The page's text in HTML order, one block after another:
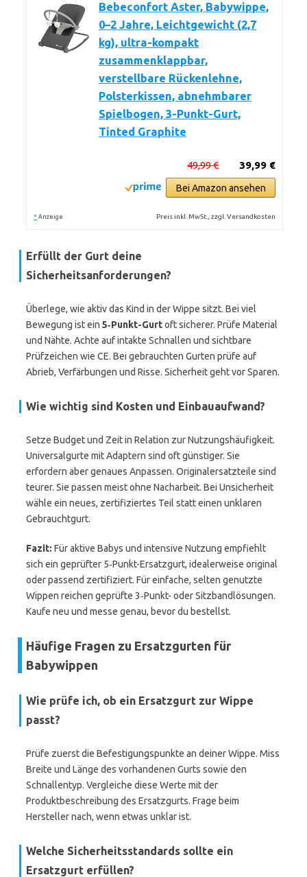
Bebeconfort Aster, Babywippe,
0–2 Jahre, Leichtgewicht (2,7
kg), ultra-kompakt
zusammenklappbar,
verstellbare Rückenlehne,
Polsterkissen, abnehmbarer
Spielbogen, 3-Punkt-Gurt,
Tinted Graphite
39,99 €
49,99 €
Bei Amazon ansehen
* Anzeige Preis inkl. MwSt., zzgl. Versandkosten
Erfüllt der Gurt deine
Sicherheitsanforderungen?
Überlege, wie aktiv das Kind in der Wippe sitzt. Bei viel
Bewegung ist ein 5‑Punkt-Gurtoft sicherer. Prüfe Material
und Nähte. Achte auf intakte Schnallen und sichtbare
Prüfzeichen wie CE. Bei gebrauchten Gurten prüfe auf
Abrieb, Verfärbungen und Risse. Sicherheit geht vor Sparen.
Wie wichtig sind Kosten und Einbauaufwand?
Setze Budget und Zeit in Relation zur Nutzungshäufigkeit.
Universalgurte mit Adaptern sind oft günstiger. Sie
erfordern aber genaues Anpassen. Originalersatzteile sind
teurer. Sie passen meist ohne Nacharbeit. Bei Unsicherheit
wähle ein neues, zertifiziertes Teil statt einen unklaren
Gebrauchtgurt.
Fazit: Für aktive Babys und intensive Nutzung empfiehlt
sich ein geprüfter 5‑Punkt-Ersatzgurt, idealerweise original
oder passend zertifiziert. Für einfache, selten genutzte
Wippen reichen geprüfte 3‑Punkt- oder Sitzbandlösungen.
Kaufe neu und messe genau, bevor du bestellst.
Häufige Fragen zu Ersatzgurten für
Babywippen
Wie prüfe ich, ob ein Ersatzgurt zur Wippe
passt?
Prüfe zuerst die Befestigungspunkte an deiner Wippe. Miss
Breite und Länge des vorhandenen Gurts sowie den
Schnallentyp. Vergleiche diese Werte mit der
Produktbeschreibung des Ersatzgurts. Frage beim
Hersteller nach, wenn etwas unklar ist.
Welche Sicherheitsstandards sollte ein
Ersatzgurt erfüllen?